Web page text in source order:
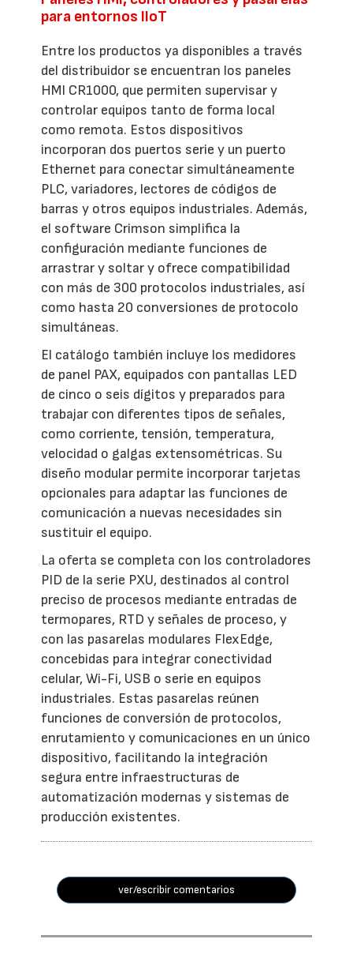
para entornos IIoT
Entre los productos ya disponibles a través
del distribuidor se encuentran los paneles
HMI CR1000, que permiten supervisar y
controlar equipos tanto de forma local
como remota. Estos dispositivos
incorporan dos puertos serie y un puerto
Ethernet para conectar simultáneamente
PLC, variadores, lectores de códigos de
barras y otros equipos industriales. Además,
el software Crimson simplifica la
configuración mediante funciones de
arrastrar y soltar y ofrece compatibilidad
con más de 300 protocolos industriales, así
como hasta 20 conversiones de protocolo
simultáneas.
El catálogo también incluye los medidores
de panel PAX, equipados con pantallas LED
de cinco o seis dígitos y preparados para
trabajar con diferentes tipos de señales,
como corriente, tensión, temperatura,
velocidad o galgas extensométricas. Su
diseño modular permite incorporar tarjetas
opcionales para adaptar las funciones de
comunicación a nuevas necesidades sin
sustituir el equipo.
La oferta se completa con los controladores
PID de la serie PXU, destinados al control
preciso de procesos mediante entradas de
termopares, RTD y señales de proceso, y
con las pasarelas modulares FlexEdge,
concebidas para integrar conectividad
celular, Wi-Fi, USB o serie en equipos
industriales. Estas pasarelas reúnen
funciones de conversión de protocolos,
enrutamiento y comunicaciones en un único
dispositivo, facilitando la integración
segura entre infraestructuras de
automatización modernas y sistemas de
producción existentes.
ver/escribir comentarios